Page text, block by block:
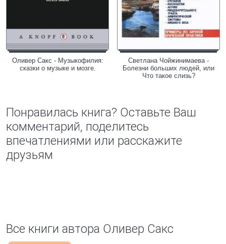
Оливер Сакс - Музыкофилия:
сказки о музыке и мозге.
Светлана Чойжинимаева -
Болезни больших людей, или
Что такое слизь?
Понравилась книга? Оставьте Ваш
комментарий, поделитесь
впечатлениями или расскажите
друзьям
Все книги автора Оливер Сакс